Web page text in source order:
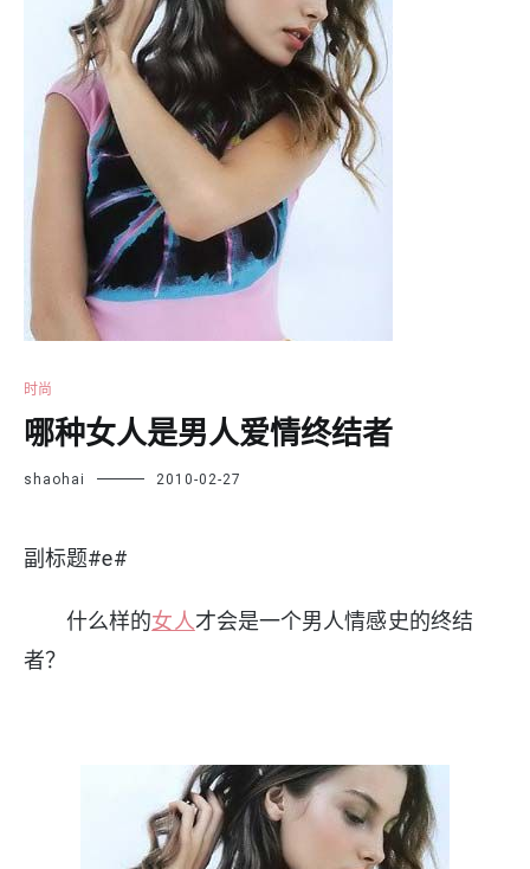
时尚
哪种女人是男人爱情终结者
shaohai 2010-02-27
副标题#e#
什么样的女人才会是一个男人情感史的终结
者？